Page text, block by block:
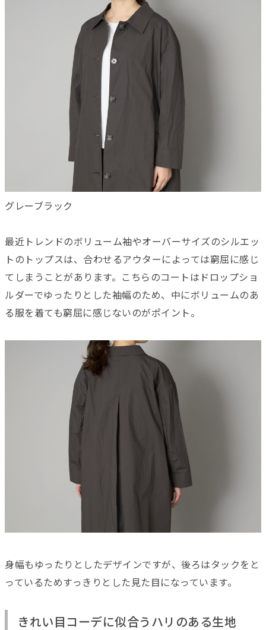
グレーブラック
最近トレンドのボリューム袖やオーバーサイズのシルエッ
トのトップスは、合わせるアウターによっては窮屈に感じ
てしまうことがあります。こちらのコートはドロップショ
ルダーでゆったりとした袖幅のため、中にボリュームのあ
る服を着ても窮屈に感じないのがポイント。
身幅もゆったりとしたデザインですが、後ろはタックをと
っているためすっきりとした見た目になっています。
きれい目コーデに似合うハリのある生地